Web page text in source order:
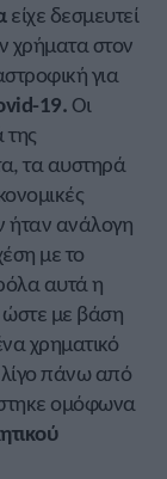
είχε δεσμευτεί
χρήματα στον
για
19. Οι
της
τα αυστηρά
ήταν ανάλογη
με το
αυτά η
ώστε με βάση
χρηματικό
πάνω από
ομόφωνα